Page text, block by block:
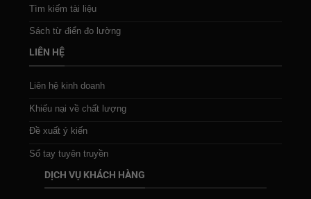
Tìm kiếm tài liệu
Sách từ điển đo lường
LIÊN HỆ
Liên hệ kinh doanh
Khiếu nại về chất lượng
Đề xuất ý kiến
Sổ tay tuyên truyền
DỊCH VỤ KHÁCH HÀNG